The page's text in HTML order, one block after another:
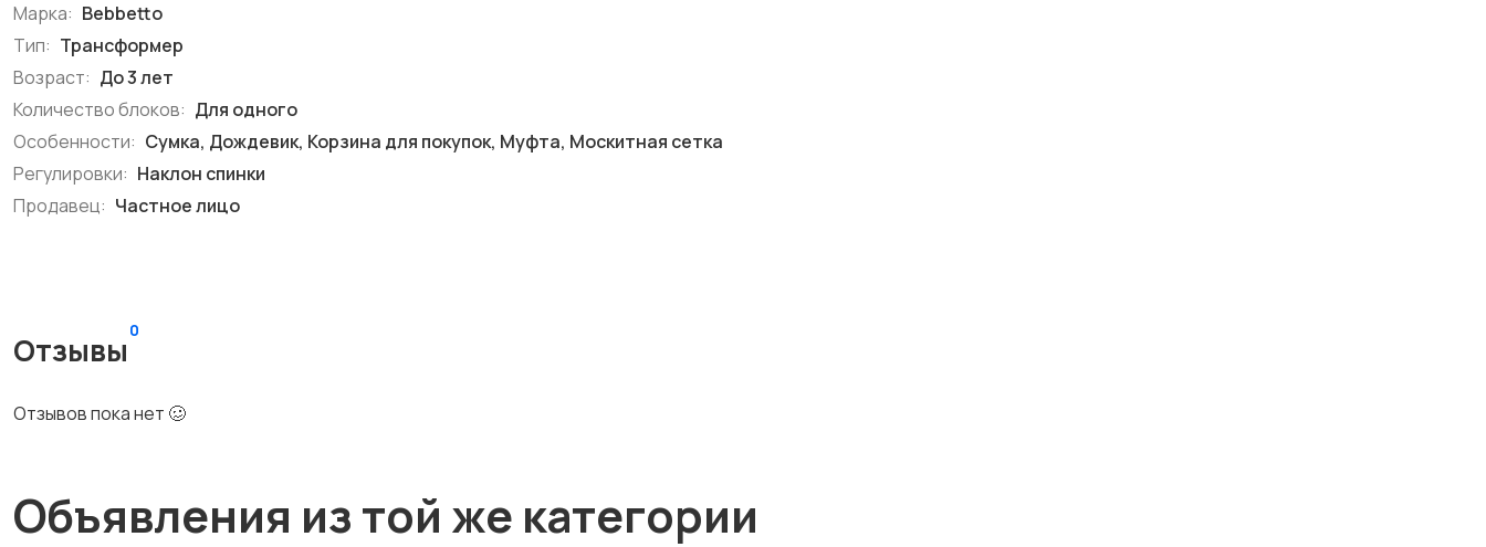
Марка: Bebbetto
Тип: Трансформер
Возраст: До 3 лет
Количество блоков: Для одного
Особенности: Сумка, Дождевик, Корзина для покупок, Муфта, Москитная сетка
Регулировки: Наклон спинки
Продавец: Частное лицо
Отзывы
0
Отзывов пока нет 🥴
Объявления из той же категории